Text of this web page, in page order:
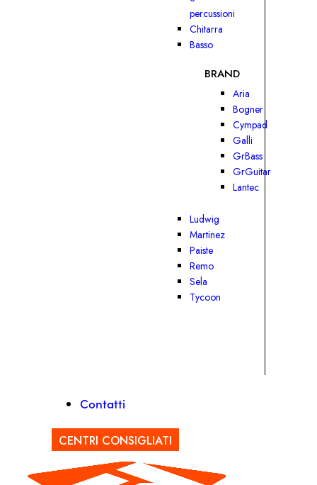
percussioni
Chitarra
Basso
BRAND
Aria
Bogner
Cympad
Galli
GrBass
GrGuitar
Lantec
Ludwig
Martinez
Paiste
Remo
Sela
Tycoon
Contatti
CENTRI CONSIGLIATI